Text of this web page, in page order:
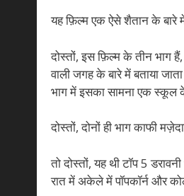
यह फ़िल्म एक ऐसे शैतान के बारे
दोस्तों, इस फ़िल्म के तीन भाग
वाली जगह के बारे में बताया
भाग में इसका सामना एक स्कूल
दोस्तों, दोनों ही भाग काफी
तो दोस्तों, यह थी टॉप 5
रात में अकेले में पॉपकॉर्न और